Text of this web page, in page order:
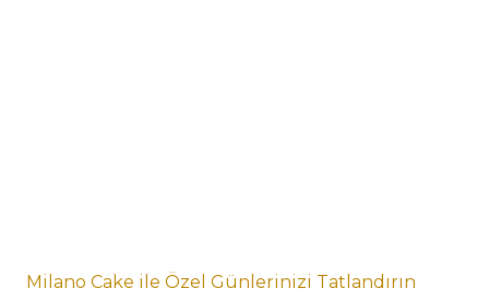
Milano Cake ile Özel Günlerinizi Tatlandırın